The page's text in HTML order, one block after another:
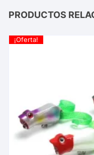
PRODUCTOS
¡Oferta!